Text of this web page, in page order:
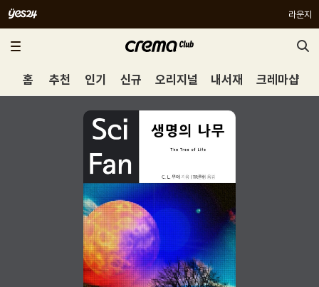
라운지
홈 추천 인기 신규 오리지널 내서재 크레마샵